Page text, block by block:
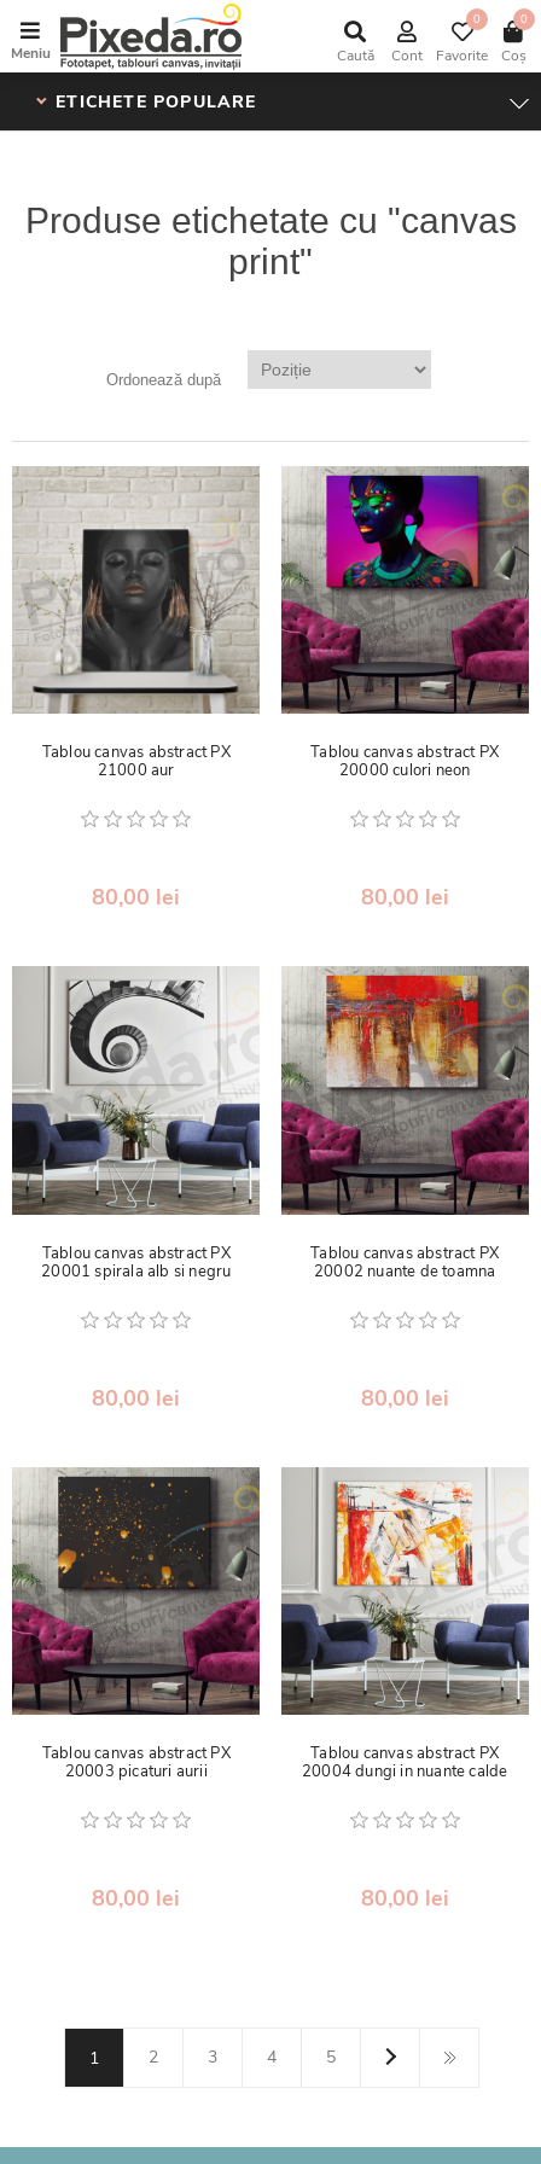
Meniu Caută Cont Favorite
0
Coș
0
ETICHETE POPULARE
Produse etichetate cu "canvas
print"
Ordonează după
Tablou canvas abstract PX
21000 aur
80,00 lei
Tablou canvas abstract PX
20000 culori neon
80,00 lei
Tablou canvas abstract PX
20001 spirala alb si negru
80,00 lei
Tablou canvas abstract PX
20002 nuante de toamna
80,00 lei
Tablou canvas abstract PX
20003 picaturi aurii
80,00 lei
Tablou canvas abstract PX
20004 dungi in nuante calde
80,00 lei
1 2 3 4 5